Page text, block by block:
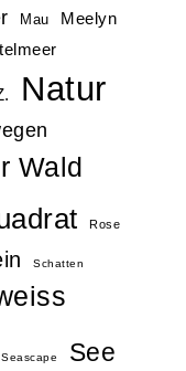
Mau Meelyn
Natur
Wald
Rose
Schatten
Seascape See